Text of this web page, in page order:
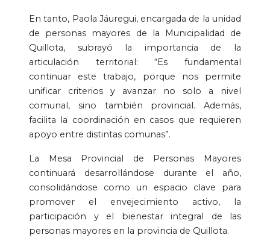
En tanto, Paola Jáuregui, encargada de la unidad
de personas mayores de la Municipalidad de
Quillota, subrayó la importancia de la
articulación territorial: “Es fundamental
continuar este trabajo, porque nos permite
unificar criterios y avanzar no solo a nivel
comunal, sino también provincial. Además,
facilita la coordinación en casos que requieren
apoyo entre distintas comunas”.
La Mesa Provincial de Personas Mayores
continuará desarrollándose durante el año,
consolidándose como un espacio clave para
promover el envejecimiento activo, la
participación y el bienestar integral de las
personas mayores en la provincia de Quillota.